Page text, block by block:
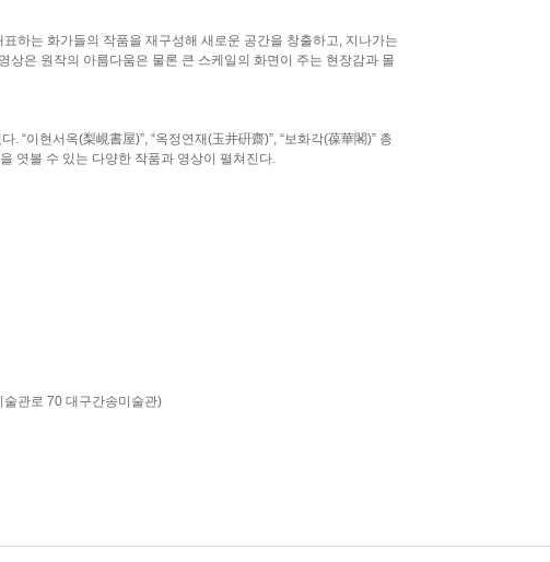
하는 화가들의 작품을 재구성해 새로운 공간을 창출하고, 지나가는
은 원작의 아름다움은 물론 큰 스케일의 화면이 주는 현장감과 몰
“이현서옥(梨峴書屋)”, “옥정연재(玉井硏齋)”, “보화각(葆華閣)” 총
엿볼 수 있는 다양한 작품과 영상이 펼쳐진다.
관로 70 대구간송미술관)